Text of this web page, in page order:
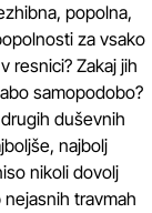
popolna,
za vsako
resnici? Zakaj jih
samopodobo?
duševnih
najbolj
nikoli dovolj
travmah